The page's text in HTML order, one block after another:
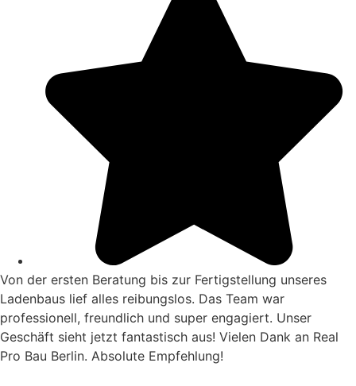
Von der ersten Beratung bis zur Fertigstellung unseres
Ladenbaus lief alles reibungslos. Das Team war
professionell, freundlich und super engagiert. Unser
Geschäft sieht jetzt fantastisch aus! Vielen Dank an Real
Pro Bau Berlin. Absolute Empfehlung!